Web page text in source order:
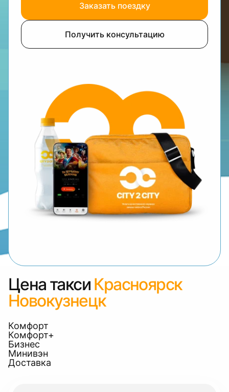
Заказать поездку
Получить консультацию
Цена такси Красноярск
Новокузнецк
Комфорт
Комфорт+
Бизнес
Минивэн
Доставка